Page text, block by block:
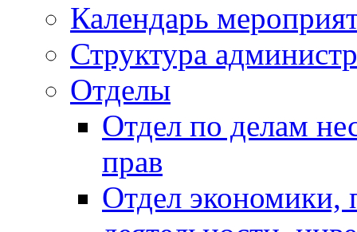
Календарь
Структура
Отделы
Отдел по делам
прав
Отдел экономики,